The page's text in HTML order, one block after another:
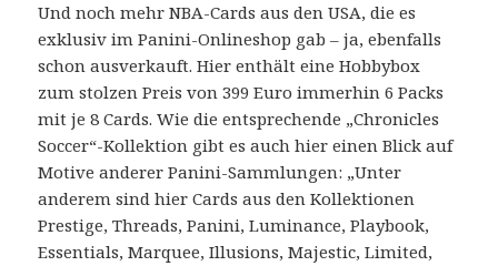
Und noch mehr NBA-Cards aus den USA, die es
exklusiv im Panini-Onlineshop gab – ja, ebenfalls
schon ausverkauft. Hier enthält eine Hobbybox
zum stolzen Preis von 399 Euro immerhin 6 Packs
mit je 8 Cards. Wie die entsprechende „Chronicles
Soccer“-Kollektion gibt es auch hier einen Blick auf
Motive anderer Panini-Sammlungen: „Unter
anderem sind hier Cards aus den Kollektionen
Prestige, Threads, Panini, Luminance, Playbook,
Essentials, Marquee, Illusions, Majestic, Limited,